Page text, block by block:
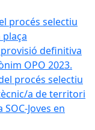
procés selectiu
definitiva
OPO 2023.
procés selectiu
a de territori
Joves en